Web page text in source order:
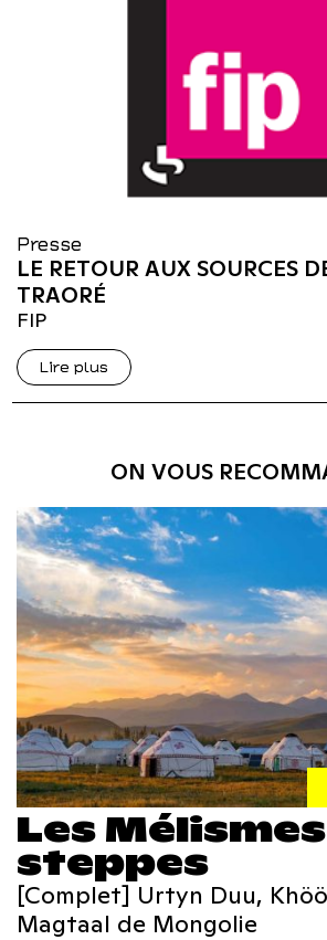
Presse
LE RETOUR AUX SOURCES
TRAORÉ
FIP
Lire plus
ON VOUS
Les
steppes
[Complet] Urtyn Duu,
Magtaal de Mongolie